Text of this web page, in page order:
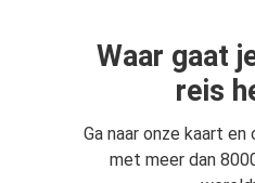
Waar gaat
reis
Ga naar onze kaart
met meer dan